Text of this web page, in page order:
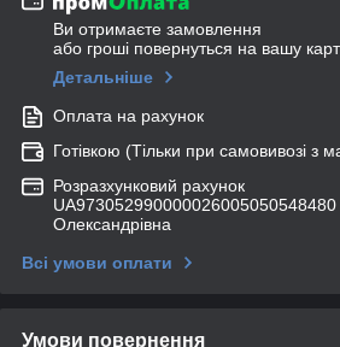
Ви отримаєте замовлення
або гроші повернуться на вашу
Детальніше
Оплата на рахунок
Готівкою (Тільки при самовивозі з
Розразхунковий рахунок
Олександрівна
Всі умови оплати
Умови повернення